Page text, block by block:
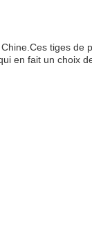
tiges
en fait un choix